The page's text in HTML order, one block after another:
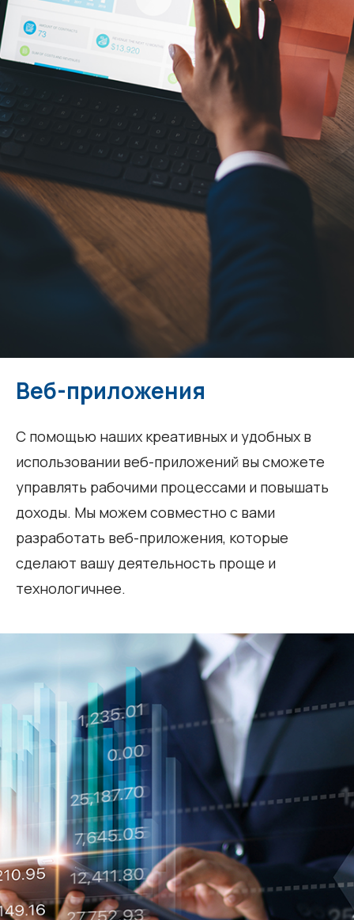
Веб-приложения
С помощью наших креативных и удобных в
использовании веб-приложений вы сможете
управлять рабочими процессами и повышать
доходы. Мы можем совместно с вами
разработать веб-приложения, которые
сделают вашу деятельность проще и
технологичнее.